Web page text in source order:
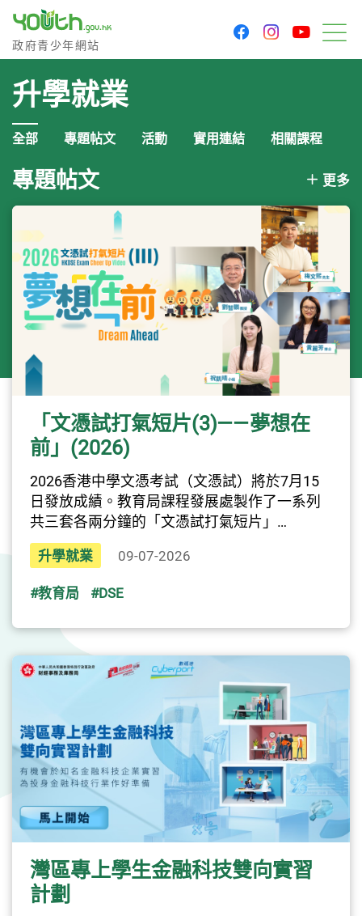
政府青少年網站
政府青少年網站
facebookinstagram
升學就業
全部 專題帖文 活動 實用連結 相關課程
專題帖文 更多
「文憑試打氣短片(3)——夢想在
前」(2026)
2026香港中學文憑考試（文憑試）將於7月15
日發放成績。教育局課程發展處製作了一系列
共三套各兩分鐘的「文憑試打氣短片」
（2026）。透過嘉賓的分享，鼓勵學生以正面
和積極的態度迎接文憑試放榜日，及早規劃前
路。「文憑試打氣短片(3)——夢想在前」
（2026）現已上載「中六學生資訊專頁」網站
>>按此瀏覽「中六學生資訊專頁」網站了解更
多！
升學就業
09-07-2026
#教育局
#DSE
灣區專上學生金融科技雙向實習
計劃